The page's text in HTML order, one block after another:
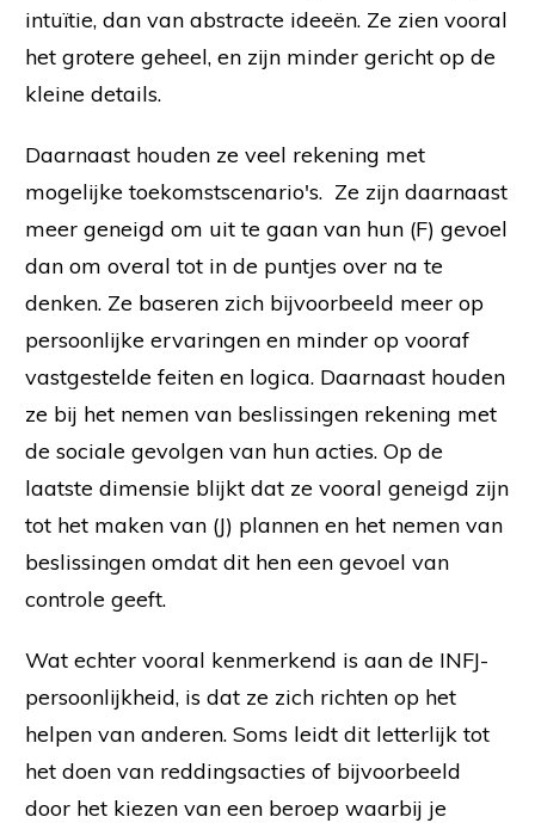
intuïtie, dan van abstracte ideeën. Ze zien vooral
het grotere geheel, en zijn minder gericht op de
kleine details.
Daarnaast houden ze veel rekening met
mogelijke toekomstscenario's. Ze zijn daarnaast
meer geneigd om uit te gaan van hun (F) gevoel
dan om overal tot in de puntjes over na te
denken. Ze baseren zich bijvoorbeeld meer op
persoonlijke ervaringen en minder op vooraf
vastgestelde feiten en logica. Daarnaast houden
ze bij het nemen van beslissingen rekening met
de sociale gevolgen van hun acties. Op de
laatste dimensie blijkt dat ze vooral geneigd zijn
tot het maken van (J) plannen en het nemen van
beslissingen omdat dit hen een gevoel van
controle geeft.
Wat echter vooral kenmerkend is aan de INFJ-
persoonlijkheid, is dat ze zich richten op het
helpen van anderen. Soms leidt dit letterlijk tot
het doen van reddingsacties of bijvoorbeeld
door het kiezen van een beroep waarbij je